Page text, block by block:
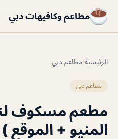
مطاعم وكافيهات دبي
الرئيسية/مطاعم دبي
مطاعم دبي
مطعم مسكوف
المنيو + الموقع )